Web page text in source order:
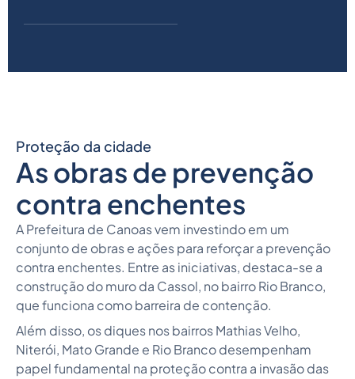
Proteção da cidade
As obras de prevenção
contra enchentes
A Prefeitura de Canoas vem investindo em um
conjunto de obras e ações para reforçar a prevenção
contra enchentes. Entre as iniciativas, destaca-se a
construção do muro da Cassol, no bairro Rio Branco,
que funciona como barreira de contenção.
Além disso, os diques nos bairros Mathias Velho,
Niterói, Mato Grande e Rio Branco desempenham
papel fundamental na proteção contra a invasão das